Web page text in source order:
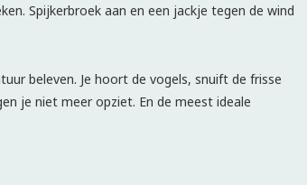
Spijkerbroek aan en een jackje tegen de wind
beleven. Je hoort de vogels, snuift de frisse
je niet meer opziet. En de meest ideale